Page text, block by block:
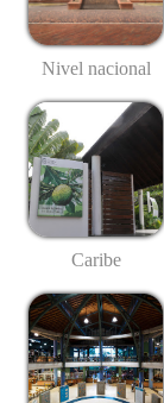
Nivel nacional
Caribe